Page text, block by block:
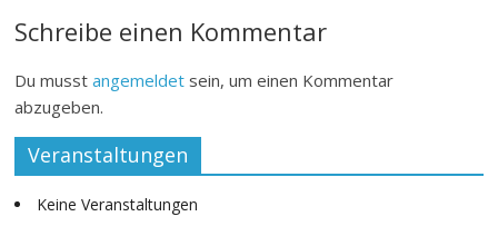
Schreibe einen Kommentar
Du musstangemeldet sein, um einen Kommentar
abzugeben.
Veranstaltungen
Keine Veranstaltungen